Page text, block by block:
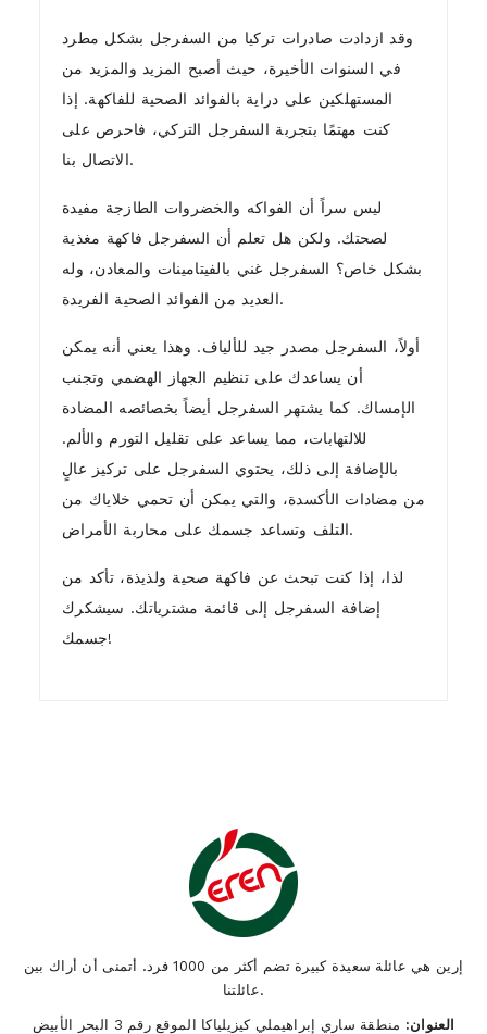
وقد ازدادت صادرات تركيا من السفرجل بشكل مطرد
في السنوات الأخيرة، حيث أصبح المزيد والمزيد من
المستهلكين على دراية بالفوائد الصحية للفاكهة. إذا
كنت مهتمًا بتجربة السفرجل التركي، فاحرص على
الاتصال بنا.
ليس سراً أن الفواكه والخضروات الطازجة مفيدة
لصحتك. ولكن هل تعلم أن السفرجل فاكهة مغذية
بشكل خاص؟ السفرجل غني بالفيتامينات والمعادن، وله
العديد من الفوائد الصحية الفريدة.
أولاً، السفرجل مصدر جيد للألياف. وهذا يعني أنه يمكن
أن يساعدك على تنظيم الجهاز الهضمي وتجنب
الإمساك. كما يشتهر السفرجل أيضاً بخصائصه المضادة
للالتهابات، مما يساعد على تقليل التورم والألم.
بالإضافة إلى ذلك، يحتوي السفرجل على تركيز عالٍ
من مضادات الأكسدة، والتي يمكن أن تحمي خلاياك من
التلف وتساعد جسمك على محاربة الأمراض.
لذا، إذا كنت تبحث عن فاكهة صحية ولذيذة، تأكد من
إضافة السفرجل إلى قائمة مشترياتك. سيشكرك
جسمك!
إرين هي عائلة سعيدة كبيرة تضم أكثر من 1000 فرد. أتمنى أن أراك بين
عائلتنا.
العنوان: منطقة ساري إبراهيملي كيزيلياكا الموقع رقم 3 البحر الأبيض